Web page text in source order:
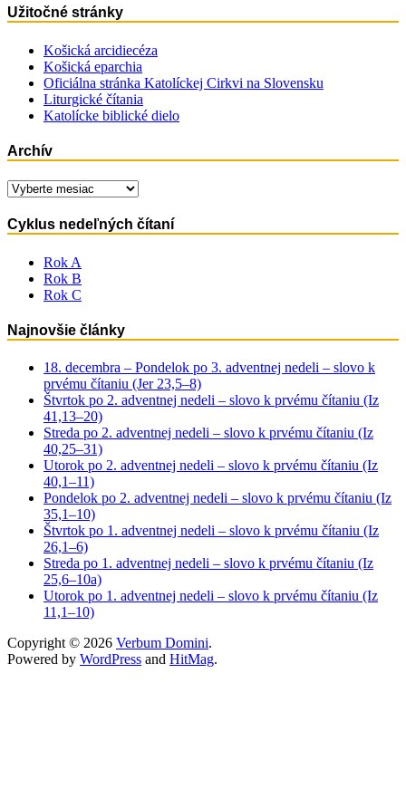
Užitočné stránky
Košická arcidiecéza
Košická eparchia
Oficiálna stránka Katolíckej Cirkvi na Slovensku
Liturgické čítania
Katolícke biblické dielo
Archív
Archív
Cyklus nedeľných čítaní
Rok A
Rok B
Rok C
Najnovšie články
18. decembra – Pondelok po 3. adventnej nedeli – slovo k
prvému čítaniu (Jer 23,5–8)
Štvrtok po 2. adventnej nedeli – slovo k prvému čítaniu (Iz
41,13–20)
Streda po 2. adventnej nedeli – slovo k prvému čítaniu (Iz
40,25–31)
Utorok po 2. adventnej nedeli – slovo k prvému čítaniu (Iz
40,1–11)
Pondelok po 2. adventnej nedeli – slovo k prvému čítaniu (Iz
35,1–10)
Štvrtok po 1. adventnej nedeli – slovo k prvému čítaniu (Iz
26,1–6)
Streda po 1. adventnej nedeli – slovo k prvému čítaniu (Iz
25,6–10a)
Utorok po 1. adventnej nedeli – slovo k prvému čítaniu (Iz
11,1–10)
Copyright © 2026 Verbum Domini.
Powered by WordPress and HitMag.